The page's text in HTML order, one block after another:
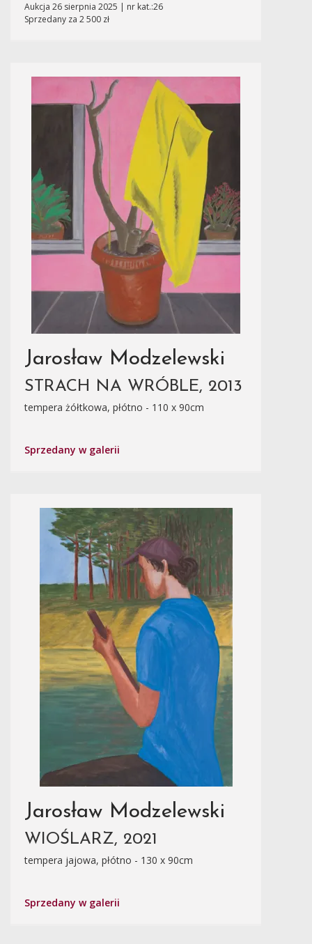
Aukcja 26 sierpnia 2025 | nr kat.:26
Sprzedany za 2 500 zł
Jarosław Modzelewski
STRACH NA WRÓBLE, 2013
tempera żółtkowa, płótno - 110 x 90cm
Sprzedany w galerii
Jarosław Modzelewski
WIOŚLARZ, 2021
tempera jajowa, płótno - 130 x 90cm
Sprzedany w galerii